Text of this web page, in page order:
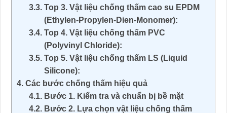
Top 3. Vật liệu chống thấm cao su EPDM
(Ethylen-Propylen-Dien-Monomer):
Top 4. Vật liệu chống thấm PVC
(Polyvinyl Chloride):
Top 5. Vật liệu chống thấm LS (Liquid
Silicone):
Các bước chống thấm hiệu quả
Bước 1. Kiểm tra và chuẩn bị bề mặt
Bước 2. Lựa chọn vật liệu chống thấm